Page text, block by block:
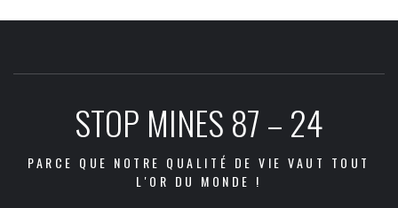
STOP MINES 87 – 24
PARCE QUE NOTRE QUALITÉ DE VIE VAUT TOUT
L'OR DU MONDE !